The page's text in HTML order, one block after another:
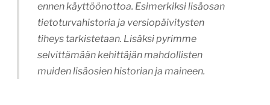
ennen käyttöönottoa. Esimerkiksi lisäosan
tietoturvahistoria ja versiopäivitysten
tiheys tarkistetaan. Lisäksi pyrimme
selvittämään kehittäjän mahdollisten
muiden lisäosien historian ja maineen.